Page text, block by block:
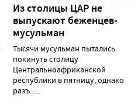
Из столицы ЦАР не
выпускают беженцев-
мусульман
Тысячи мусульман пытались
покинуть столицу
Центральноафриканской
республики в пятницу, однако
разъ......